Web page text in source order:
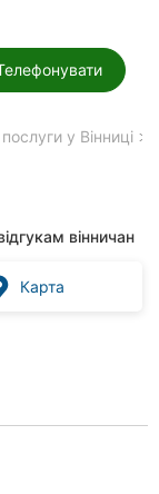
у Вінниці
вінничан
Карта